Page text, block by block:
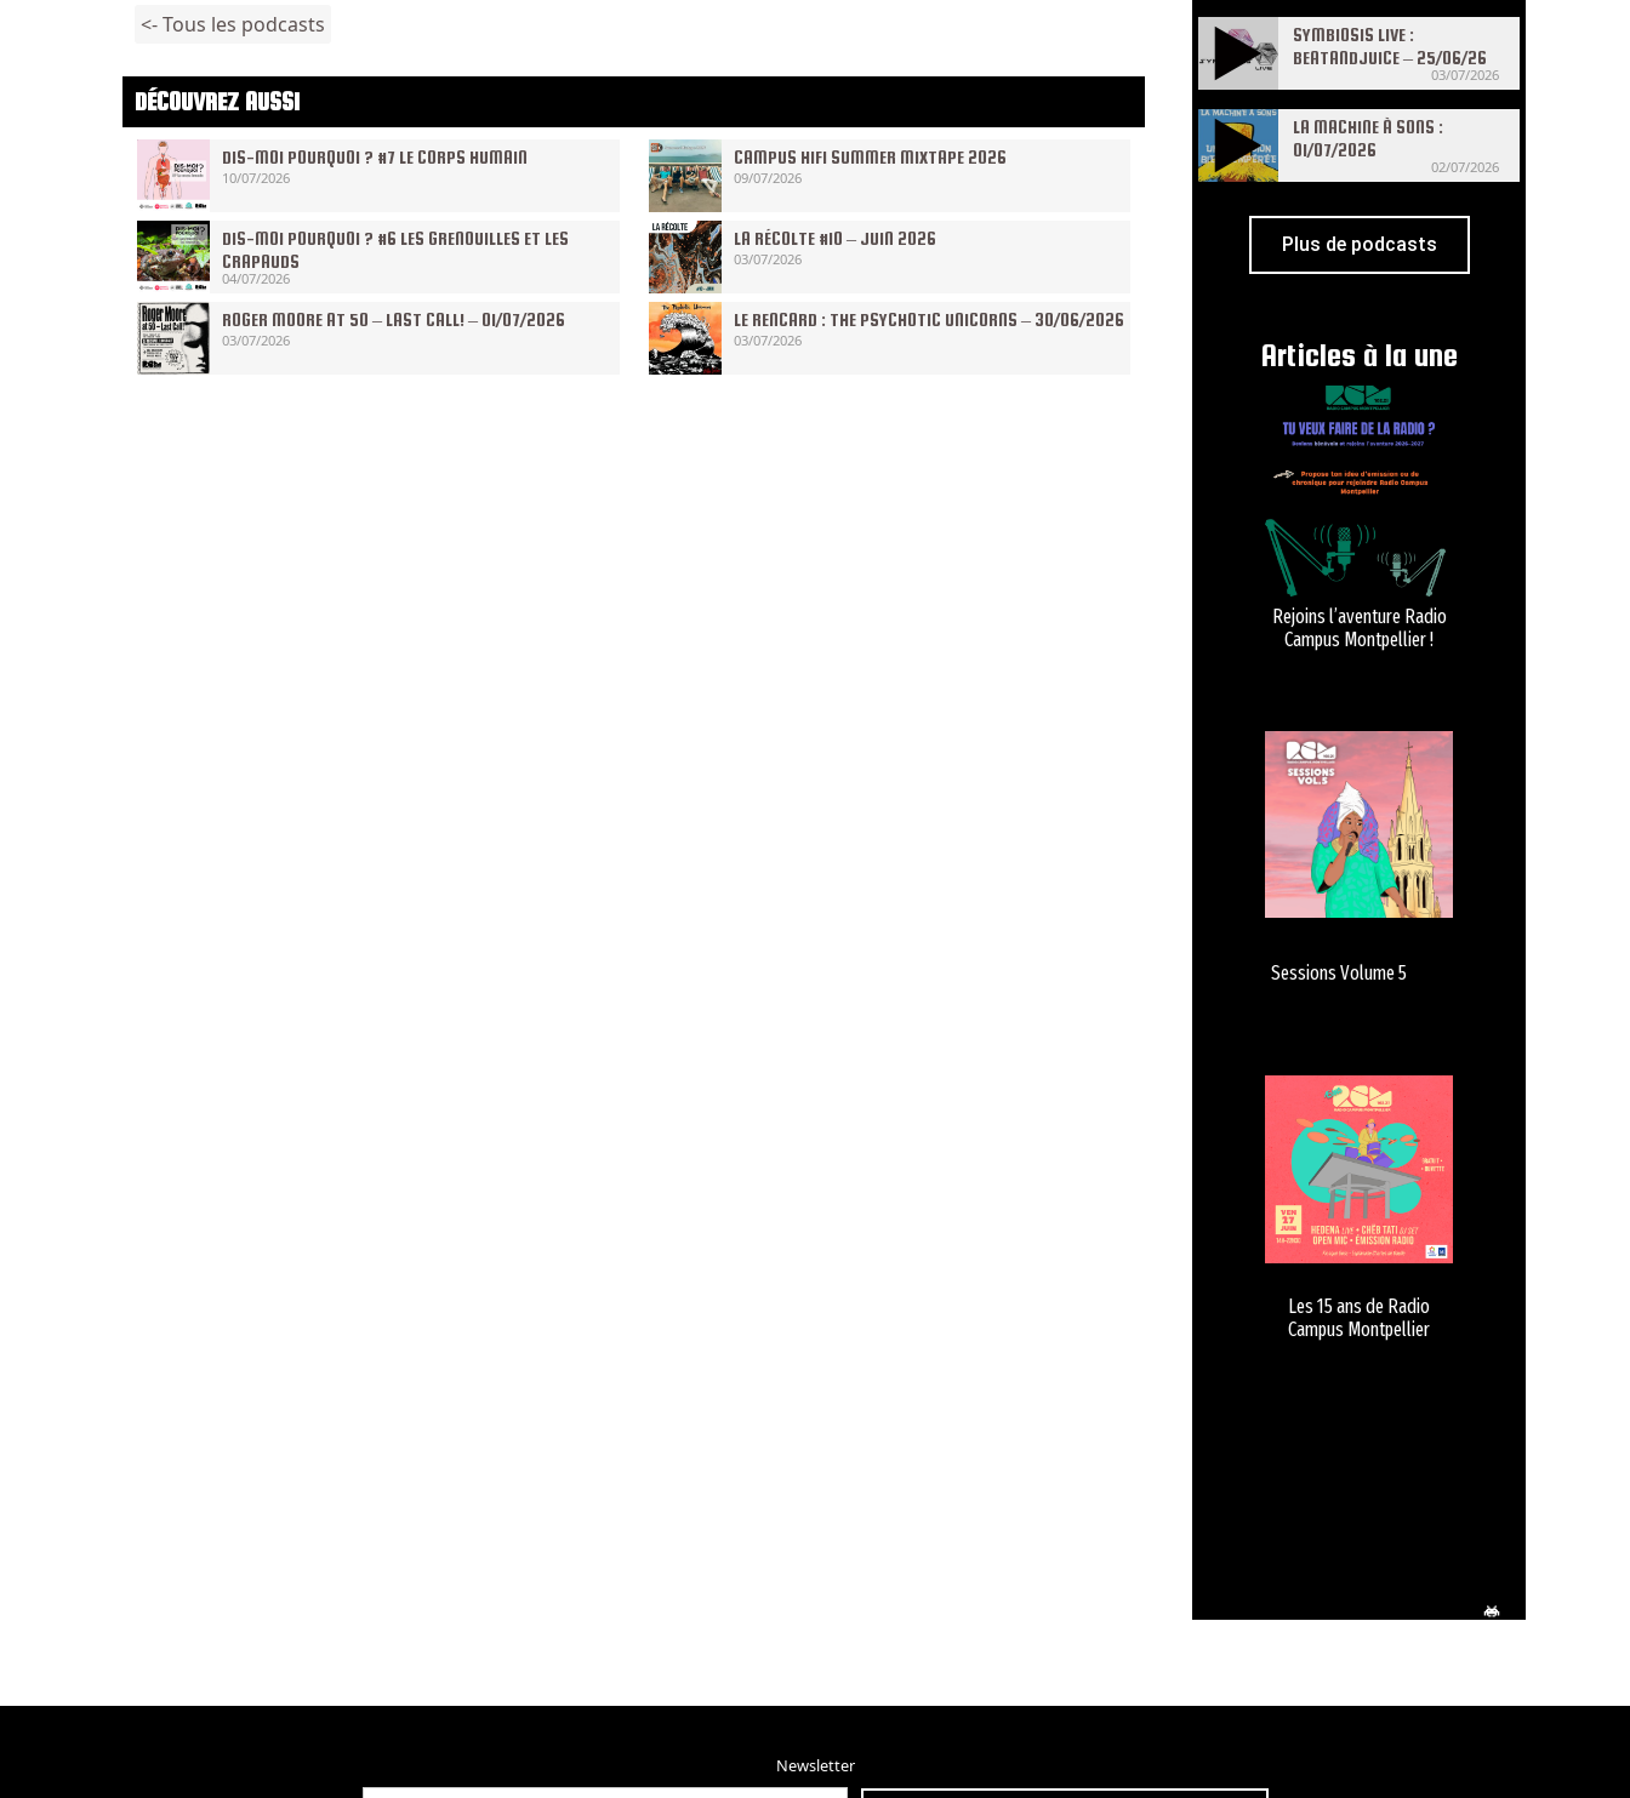
<- Tous les podcasts
DÉCOUVREZ AUSSI
DIS-MOI POURQUOI ? #7 LE CORPS HUMAIN
10/07/2026
CAMPUS HIFI SUMMER MIXTAPE 2026
09/07/2026
DIS-MOI POURQUOI ? #6 LES GRENOUILLES ET LES
CRAPAUDS
04/07/2026
LA RÉCOLTE #10 – JUIN 2026
03/07/2026
ROGER MOORE AT 50 – LAST CALL! – 01/07/2026
03/07/2026
LE RENCARD : THE PSYCHOTIC UNICORNS – 30/06/2026
03/07/2026
SYMBIOSIS LIVE :
BEATANDJUICE – 25/06/26
03/07/2026
LA MACHINE À SONS :
01/07/2026
02/07/2026
Plus de podcasts
Articles à la une
Rejoins l’aventure Radio
Campus Montpellier !
Sessions Volume 5
Les 15 ans de Radio
Campus Montpellier
Newsletter